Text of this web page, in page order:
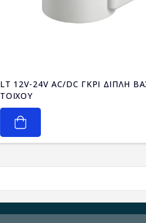
LT 12V-24V AC/DC ΓΚΡΙ ΔΙΠΛΗ
ΤΟΙΧΟΥ